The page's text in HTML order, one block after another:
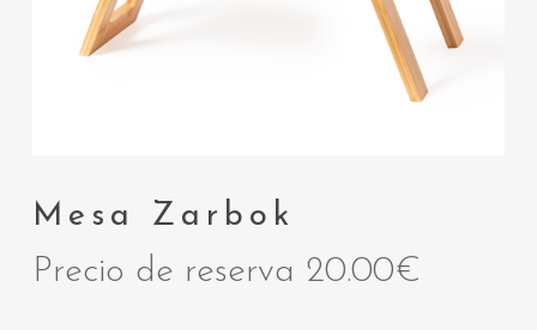
Mesa Zarbok
Precio de reserva 20.00€